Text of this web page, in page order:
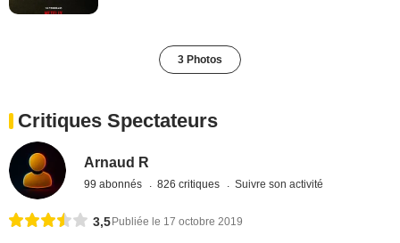
3 Photos
Critiques Spectateurs
Arnaud R
99 abonnés 826 critiques Suivre son activité
3,5Publiée le 17 octobre 2019